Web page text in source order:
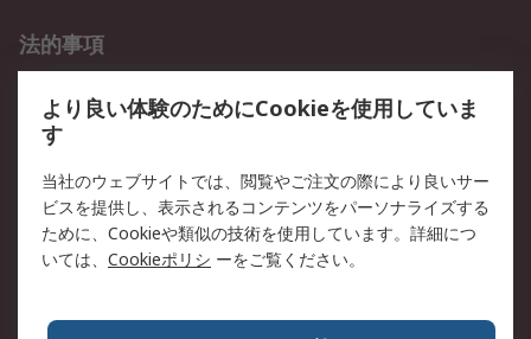
法的事項
クッキーポリシー
RSについて
会社概要
採用情報
プレスリリース＆お知ら
コーポレートサイト
全世界のRS RSの歴史
より良い体験のためにCookieを使用していま
す
当社のウェブサイトでは、閲覧やご注文の際により良いサー
ビスを提供し、表示されるコンテンツをパーソナライズする
ために、Cookieや類似の技術を使用しています。詳細につ
いては、 Cookieポリシ ーをご覧ください。